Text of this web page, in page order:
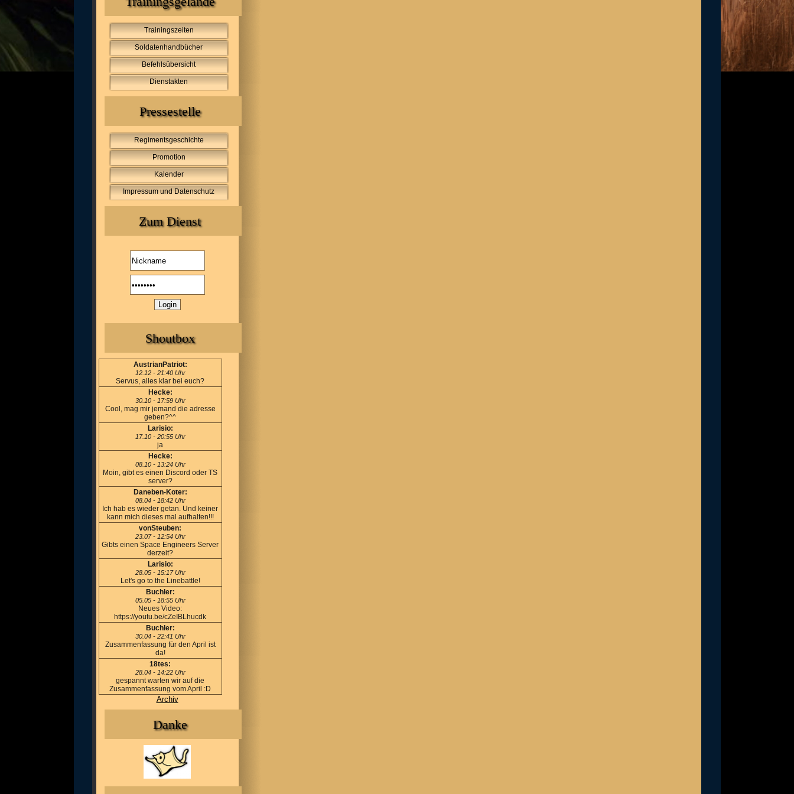
Trainingszeiten
Soldatenhandbücher
Befehlsübersicht
Dienstakten
Pressestelle
Regimentsgeschichte
Promotion
Kalender
Impressum und Datenschutz
Zum Dienst
Shoutbox
AustrianPatriot:
12.12 - 21:40 Uhr
Servus, alles klar bei euch?
Hecke:
30.10 - 17:59 Uhr
Cool, mag mir jemand die adresse
geben?^^
Larisio:
17.10 - 20:55 Uhr
ja
Hecke:
08.10 - 13:24 Uhr
Moin, gibt es einen Discord oder TS
server?
Daneben-Koter:
08.04 - 18:42 Uhr
Ich hab es wieder getan. Und keiner
kann mich dieses mal aufhalten!!!
vonSteuben:
23.07 - 12:54 Uhr
Gibts einen Space Engineers Server
derzeit?
Larisio:
28.05 - 15:17 Uhr
Let's go to the Linebattle!
Buchler:
05.05 - 18:55 Uhr
Neues Video:
https://youtu.be/cZeIBLhucdk
Buchler:
30.04 - 22:41 Uhr
Zusammenfassung für den April ist
da!
18tes:
28.04 - 14:22 Uhr
gespannt warten wir auf die
Zusammenfassung vom April :D
Archiv
Danke